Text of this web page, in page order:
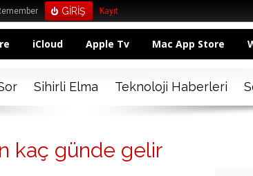
Kayıt
iCloud Apple Tv Mac App Store
Sihirli Elma Teknoloji Haberleri
kaç günde gelir